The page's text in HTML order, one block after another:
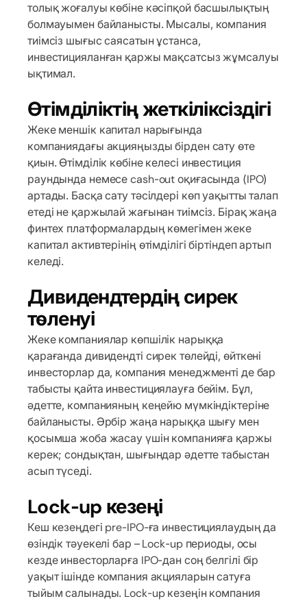
толық жоғалуы көбіне кәсіпқой басшылықтың
болмауымен байланысты. Мысалы, компания
тиімсіз шығыс саясатын ұстанса,
инвестицияланған қаржы мақсатсыз жұмсалуы
ықтимал.
Өтімділіктің жеткіліксіздігі
Жеке меншік капитал нарығында
компаниядағы акцияңызды бірден сату өте
қиын. Өтімділік көбіне келесі инвестиция
раундында немесе cash-out оқиғасында (IPO)
артады. Басқа сату тәсілдері көп уақытты талап
етеді не қаржылай жағынан тиімсіз. Бірақ жаңа
финтех платформалардың көмегімен жеке
капитал активтерінің өтімділігі біртіндеп артып
келеді.
Дивидендтердің сирек
төленуі
Жеке компаниялар көпшілік нарыққа
қарағанда дивидендті сирек төлейді, өйткені
инвесторлар да, компания менеджменті де бар
табысты қайта инвестициялауға бейім. Бұл,
әдетте, компанияның кеңейю мүмкіндіктеріне
байланысты. Әрбір жаңа нарыққа шығу мен
қосымша жоба жасау үшін компанияға қаржы
керек; сондықтан, шығындар әдетте табыстан
асып түседі.
Lock-up кезеңі
Кеш кезеңдегі pre-IPO-ға инвестициялаудың да
өзіндік тәуекелі бар – Lock-up периоды, осы
кезде инвесторларға IPO-дан соң белгілі бір
уақыт ішінде компания акцияларын сатуға
тыйым салынады. Lock-up кезеңін компания